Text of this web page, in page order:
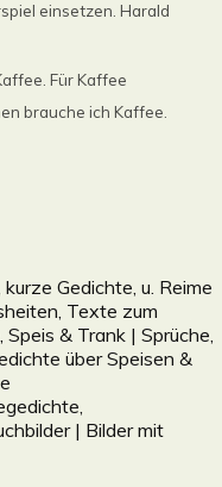
einsetzen. Harald
Für Kaffee
brauche ich Kaffee.
Gedichte, u. Reime
Texte zum
Speis & Trank | Sprüche,
über Speisen &
| Bilder mit